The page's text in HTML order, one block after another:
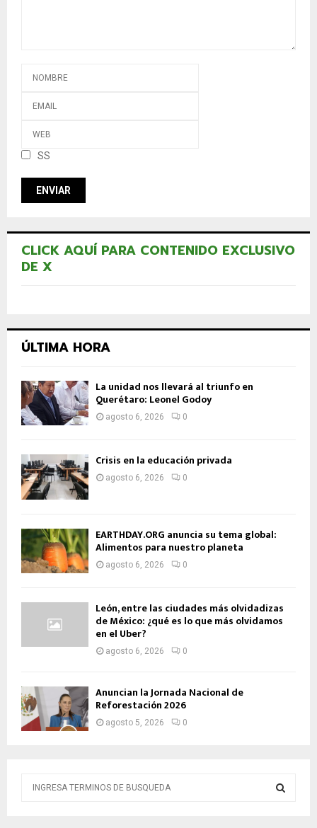
SS
CLICK AQUÍ PARA CONTENIDO EXCLUSIVO
DE X
ÚLTIMA HORA
La unidad nos llevará al triunfo en
Querétaro: Leonel Godoy
agosto 6, 2026 0
Crisis en la educación privada
agosto 6, 2026 0
EARTHDAY.ORG anuncia su tema global:
Alimentos para nuestro planeta
agosto 6, 2026 0
León, entre las ciudades más olvidadizas
de México: ¿qué es lo que más olvidamos
en el Uber?
agosto 6, 2026 0
Anuncian la Jornada Nacional de
Reforestación 2026
agosto 5, 2026 0